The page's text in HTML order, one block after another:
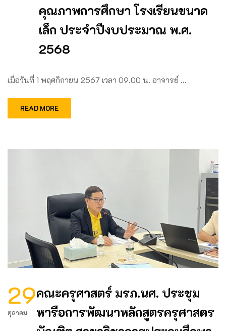
คุณภาพการศึกษา โรงเรียนขนาด
เล็ก ประจำปีงบประมาณ พ.ศ.
2568
เมื่อวันที่ 1 พฤศกิกายน 2567 เวลา 09.00 น. อาจารย์ …
READ MORE
29
ตุลาคม
คณะครุศาสตร์ มรภ.นศ. ประชุม
หารือการพัฒนาหลักสูตรครุศาสตร